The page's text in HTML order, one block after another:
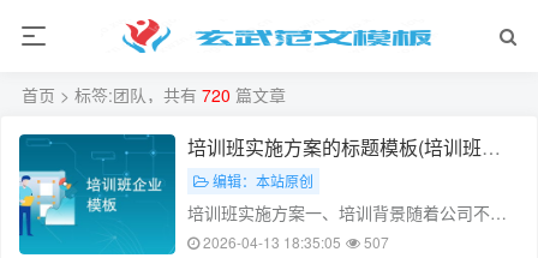
首页 > 标签:团队，共有 720 篇文章
培训班实施方案的标题模板(培训班执
行方案)
编辑：本站原创
培训班实施方案一、培训背景随着公司不断
发展的步伐，员工的各项技能也需要不断提
2026-04-13 18:35:05 507